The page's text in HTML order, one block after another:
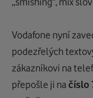
Vodafone nyní
podezřelých
zákazníkovi na
přepošle ji na číslo